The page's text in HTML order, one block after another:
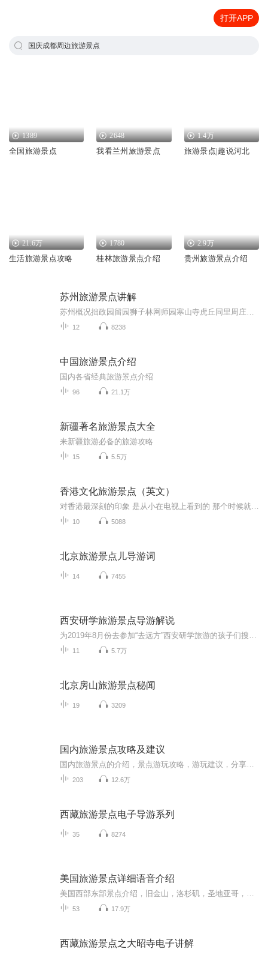
打开APP
国庆成都周边旅游景点
1389
全国旅游景点
2648
我看兰州旅游景点
1.4万
旅游景点|趣说河北
21.6万
生活旅游景点攻略
1780
桂林旅游景点介绍
2.9万
贵州旅游景点介绍
苏州旅游景点讲解
12 8238
中国旅游景点介绍
国内各省经典旅游景点介绍
96 21.1万
新疆著名旅游景点大全
来新疆旅游必备的旅游攻略
15 5.5万
香港文化旅游景点（英文）
10 5088
北京旅游景点儿导游词
14 7455
西安研学旅游景点导游解说
11 5.7万
北京房山旅游景点秘闻
19 3209
国内旅游景点攻略及建议
203 12.6万
西藏旅游景点电子导游系列
35 8274
美国旅游景点详细语音介绍
53 17.9万
西藏旅游景点之大昭寺电子讲解